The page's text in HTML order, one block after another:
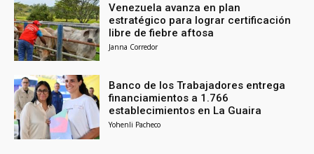
Venezuela avanza en plan
estratégico para lograr certificación
libre de fiebre aftosa
Janna Corredor
Banco de los Trabajadores entrega
financiamientos a 1.766
establecimientos en La Guaira
Yohenli Pacheco